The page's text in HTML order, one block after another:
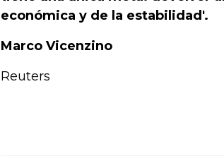
económica y de la estabilidad'.
Marco Vicenzino
Reuters